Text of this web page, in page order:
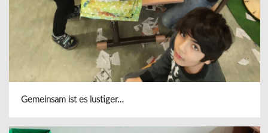
Gemeinsam ist es lustiger…